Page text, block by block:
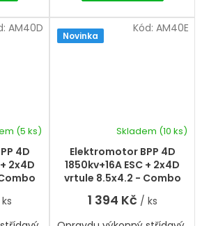
4D
2x4D
(5 ks)
AM40D
Novinka
Elektromotor BPP 4D
1850kv+16A ESC + 2x4D
vrtule 8.5x4.2 - Combo
T-Motor
Skladem (10 ks)
1 394 Kč / ks
Kód: AM40E